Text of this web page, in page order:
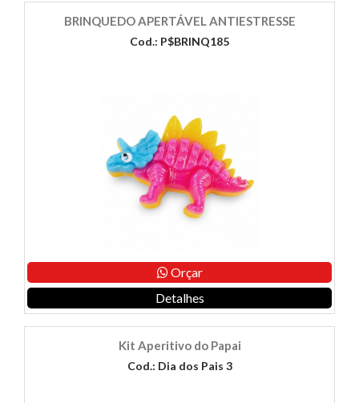
BRINQUEDO APERTÁVEL ANTIESTRESSE
Cod.: P$BRINQ185
Orçar
Detalhes
Kit Aperitivo do Papai
Cod.: Dia dos Pais 3